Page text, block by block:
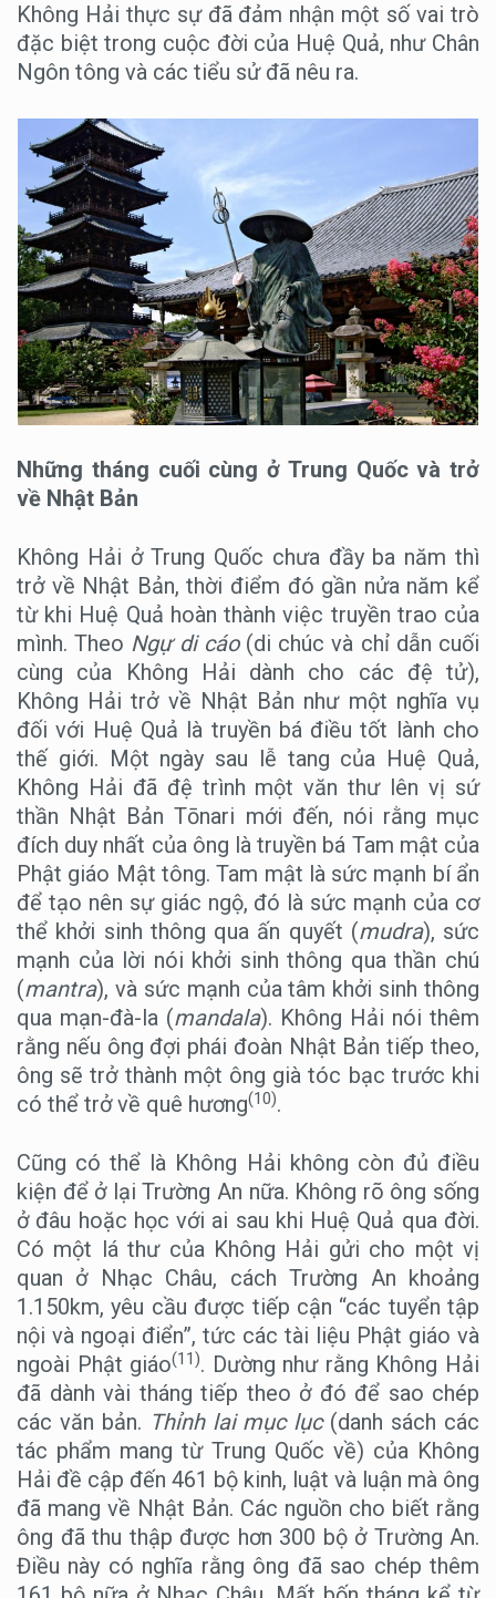
Không Hải thực sự đã đảm nhận một số vai trò
đặc biệt trong cuộc đời của Huệ Quả, như Chân
Ngôn tông và các tiểu sử đã nêu ra.
Những tháng cuối cùng ở Trung Quốc và trở
về Nhật Bản
Không Hải ở Trung Quốc chưa đầy ba năm thì
trở về Nhật Bản, thời điểm đó gần nửa năm kể
từ khi Huệ Quả hoàn thành việc truyền trao của
mình. Theo Ngự di cáo(di chúc và chỉ dẫn cuối
cùng của Không Hải dành cho các đệ tử),
Không Hải trở về Nhật Bản như một nghĩa vụ
đối với Huệ Quả là truyền bá điều tốt lành cho
thế giới. Một ngày sau lễ tang của Huệ Quả,
Không Hải đã đệ trình một văn thư lên vị sứ
thần Nhật Bản Tōnari mới đến, nói rằng mục
đích duy nhất của ông là truyền bá Tam mật của
Phật giáo Mật tông. Tam mật là sức mạnh bí ẩn
để tạo nên sự giác ngộ, đó là sức mạnh của cơ
thể khởi sinh thông qua ấn quyết (mudra), sức
mạnh của lời nói khởi sinh thông qua thần chú
(mantra), và sức mạnh của tâm khởi sinh thông
qua mạn-đà-la (mandala). Không Hải nói thêm
rằng nếu ông đợi phái đoàn Nhật Bản tiếp theo,
ông sẽ trở thành một ông già tóc bạc trước khi
có thể trở về quê hương(10).
Cũng có thể là Không Hải không còn đủ điều
kiện để ở lại Trường An nữa. Không rõ ông sống
ở đâu hoặc học với ai sau khi Huệ Quả qua đời.
Có một lá thư của Không Hải gửi cho một vị
quan ở Nhạc Châu, cách Trường An khoảng
1.150km, yêu cầu được tiếp cận “các tuyển tập
nội và ngoại điển”, tức các tài liệu Phật giáo và
ngoài Phật giáo(11). Dường như rằng Không Hải
đã dành vài tháng tiếp theo ở đó để sao chép
các văn bản. Thỉnh lai mục lục(danh sách các
tác phẩm mang từ Trung Quốc về) của Không
Hải đề cập đến 461 bộ kinh, luật và luận mà ông
đã mang về Nhật Bản. Các nguồn cho biết rằng
ông đã thu thập được hơn 300 bộ ở Trường An.
Điều này có nghĩa rằng ông đã sao chép thêm